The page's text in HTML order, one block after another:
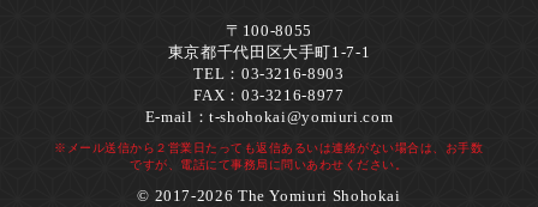
〒100-8055
東京都千代田区大手町1-7-1
TEL：03-3216-8903
FAX：03-3216-8977
E-mail：t-shohokai@yomiuri.com
※メール送信から２営業日たっても返信あるいは連絡がない場合は、お手数
ですが、電話にて事務局に問いあわせください。
© 2017-2026 The Yomiuri Shohokai